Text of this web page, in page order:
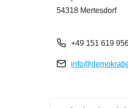
54318 Mertesdorf
+49 151 619